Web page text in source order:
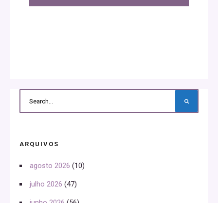
ARQUIVOS
agosto 2026 (10)
julho 2026 (47)